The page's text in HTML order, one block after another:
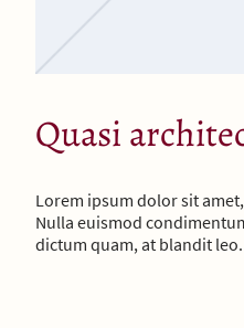
Quasi
Lorem ipsum dolor sit
Nulla euismod
dictum quam, at blandit leo.